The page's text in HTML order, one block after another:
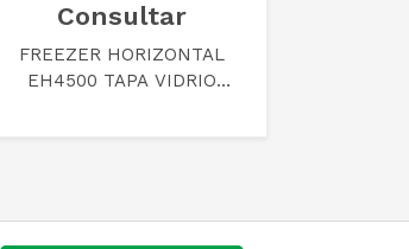
Consultar
FREEZER HORIZONTAL
EH4500 TAPA VIDRIO